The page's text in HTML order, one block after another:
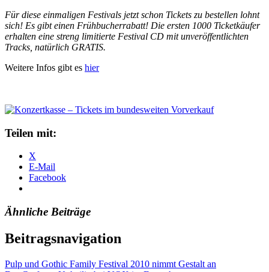
Für diese einmaligen Festivals jetzt schon Tickets zu bestellen lohnt
sich! Es gibt einen Frühbucherrabatt! Die ersten 1000 Ticketkäufer
erhalten eine streng limitierte Festival CD mit unveröffentlichten
Tracks, natürlich GRATIS.
Weitere Infos gibt es hier
Teilen mit:
X
E-Mail
Facebook
Ähnliche Beiträge
Beitragsnavigation
Pulp und Gothic Family Festival 2010 nimmt Gestalt an